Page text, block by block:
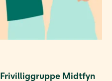
Midtfyn